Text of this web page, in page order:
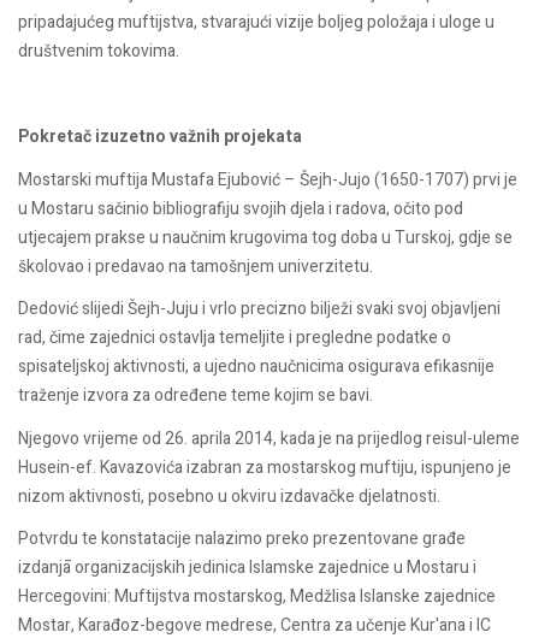
pripadajućeg muftijstva, stvarajući vizije boljeg položaja i uloge u
društvenim tokovima.
Pokretač izuzetno važnih projekata
Mostarski muftija Mustafa Ejubović – Šejh-Jujo (1650-1707) prvi je
u Mostaru sačinio bibliografiju svojih djela i radova, očito pod
utjecajem prakse u naučnim krugovima tog doba u Turskoj, gdje se
školovao i predavao na tamošnjem univerzitetu.
Dedović slijedi Šejh-Juju i vrlo precizno bilježi svaki svoj objavljeni
rad, čime zajednici ostavlja temeljite i pregledne podatke o
spisateljskoj aktivnosti, a ujedno naučnicima osigurava efikasnije
traženje izvora za određene teme kojim se bavi.
Njegovo vrijeme od 26. aprila 2014, kada je na prijedlog reisul-uleme
Husein-ef. Kavazovića izabran za mostarskog muftiju, ispunjeno je
nizom aktivnosti, posebno u okviru izdavačke djelatnosti.
Potvrdu te konstatacije nalazimo preko prezentovane građe
izdanjā organizacijskih jedinica Islamske zajednice u Mostaru i
Hercegovini: Muftijstva mostarskog, Medžlisa Islanske zajednice
Mostar, Karađoz-begove medrese, Centra za učenje Kur'ana i IC